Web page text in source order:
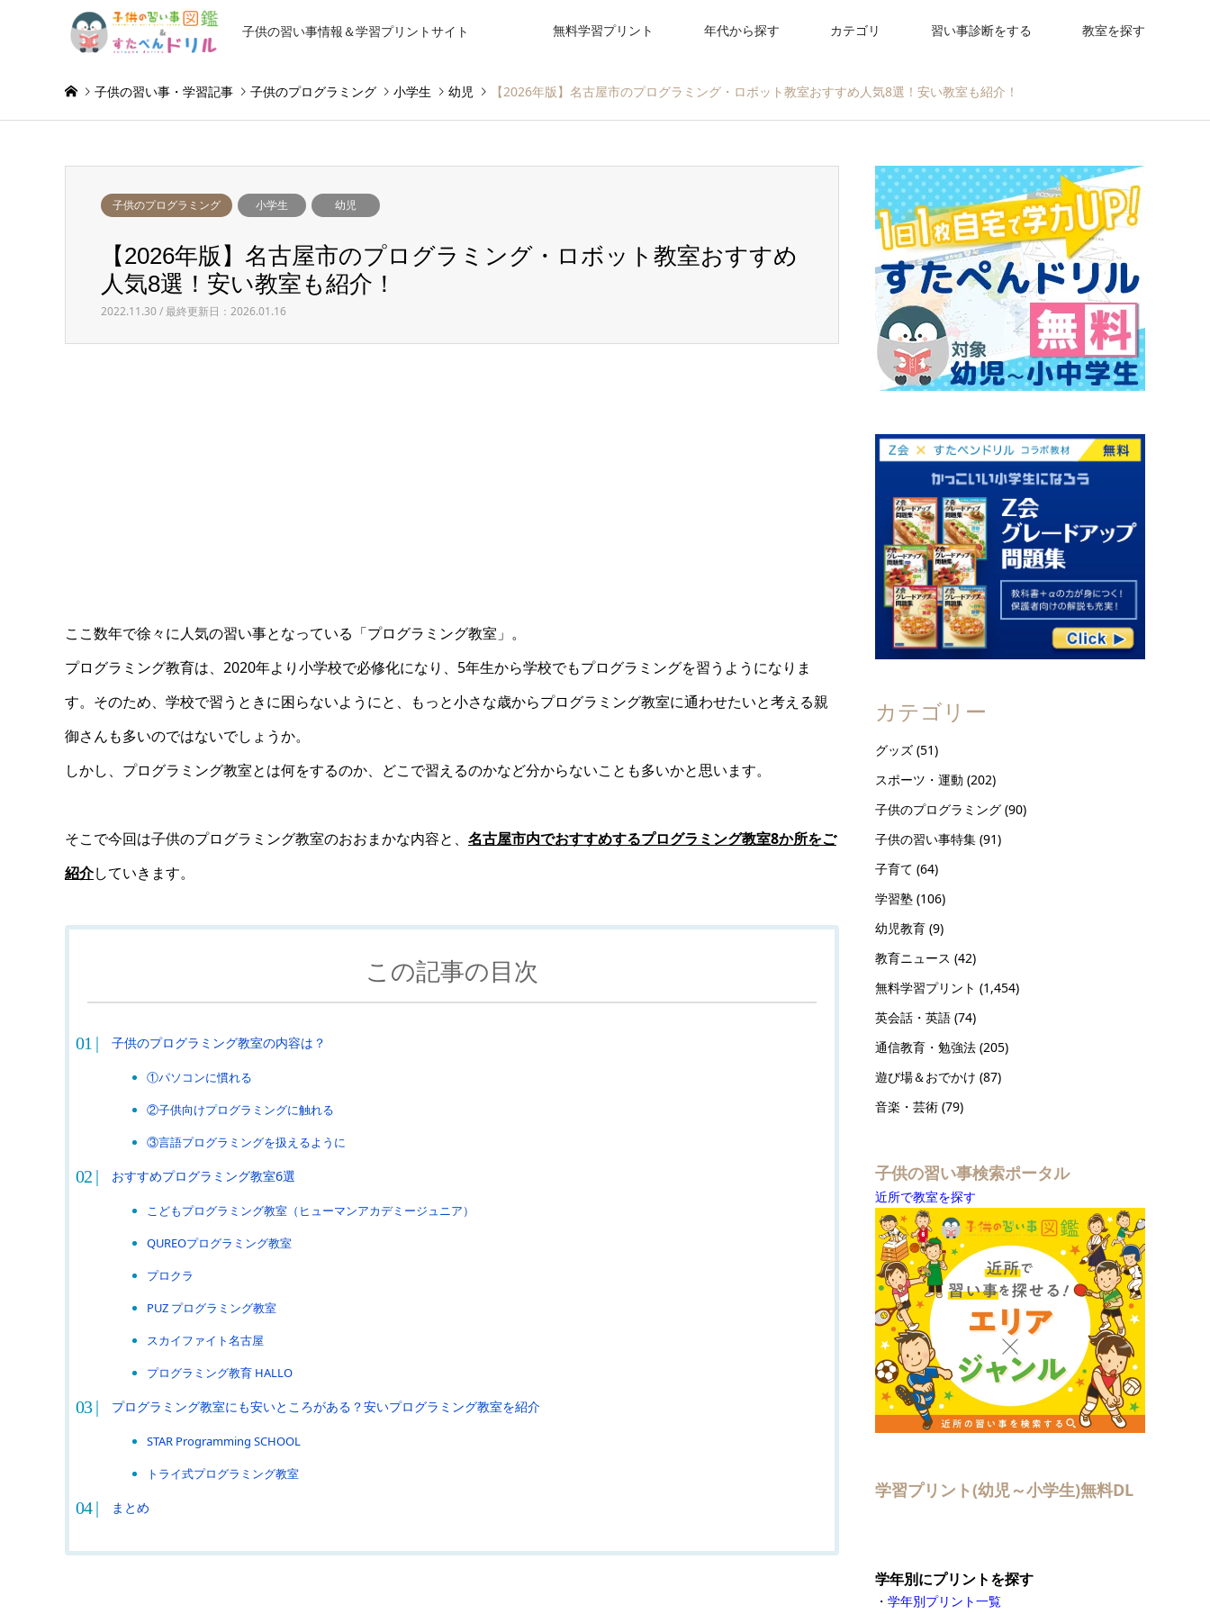
子供の習い事情報＆学習プリントサイト 無料学習プリント 年代から探す カテゴリ 習い事診断をする 教室を探す
子供の習い事・学習記事 子供のプログラミング 小学生 幼児 【2026年版】名古屋市のプログラミング・ロボット教室おすすめ人気8選！安い教室も紹介！
子供のプログラミング 小学生 幼児
【2026年版】名古屋市のプログラミング・ロボット教室おすすめ
人気8選！安い教室も紹介！
2022.11.30 / 最終更新日：2026.01.16
ここ数年で徐々に人気の習い事となっている「プログラミング教室」。
プログラミング教育は、2020年より小学校で必修化になり、5年生から学校でもプログラミングを習うようになりま
す。そのため、学校で習うときに困らないようにと、もっと小さな歳からプログラミング教室に通わせたいと考える親
御さんも多いのではないでしょうか。
しかし、プログラミング教室とは何をするのか、どこで習えるのかなど分からないことも多いかと思います。
そこで今回は子供のプログラミング教室のおおまかな内容と、 名古屋市内でおすすめするプログラミング教室8か所をご
紹介していきます。
この記事の目次
子供のプログラミング教室の内容は？
①パソコンに慣れる
②子供向けプログラミングに触れる
③言語プログラミングを扱えるように
おすすめプログラミング教室6選
こどもプログラミング教室（ヒューマンアカデミージュニア）
QUREOプログラミング教室
プロクラ
PUZ プログラミング教室
スカイファイト名古屋
プログラミング教育 HALLO
プログラミング教室にも安いところがある？安いプログラミング教室を紹介
STAR Programming SCHOOL
トライ式プログラミング教室
まとめ
カテゴリー
グッズ (51)
スポーツ・運動 (202)
子供のプログラミング (90)
子供の習い事特集 (91)
子育て (64)
学習塾 (106)
幼児教育 (9)
教育ニュース (42)
無料学習プリント (1,454)
英会話・英語 (74)
通信教育・勉強法 (205)
遊び場＆おでかけ (87)
音楽・芸術 (79)
子供の習い事検索ポータル
近所で教室を探す
学習プリント(幼児～小学生)無料DL
学年別にプリントを探す
・ 学年別プリント一覧